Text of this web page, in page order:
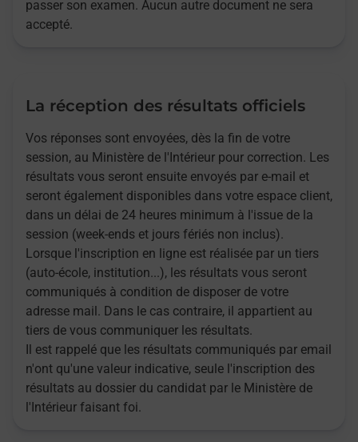
passer son examen. Aucun autre document ne sera
accepté.
La réception des résultats officiels
Vos réponses sont envoyées, dès la fin de votre
session, au Ministère de l'Intérieur pour correction. Les
résultats vous seront ensuite envoyés par e-mail et
seront également disponibles dans votre espace client,
dans un délai de 24 heures minimum à l'issue de la
session (week-ends et jours fériés non inclus).
Lorsque l'inscription en ligne est réalisée par un tiers
(auto-école, institution...), les résultats vous seront
communiqués à condition de disposer de votre
adresse mail. Dans le cas contraire, il appartient au
tiers de vous communiquer les résultats.
Il est rappelé que les résultats communiqués par email
n'ont qu'une valeur indicative, seule l'inscription des
résultats au dossier du candidat par le Ministère de
l'Intérieur faisant foi.